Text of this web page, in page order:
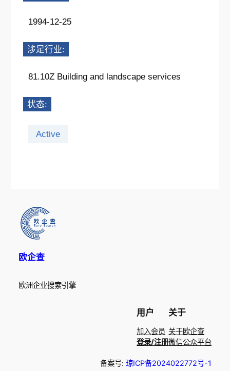
1994-12-25
涉足行业:
81.10Z Building and landscape services
状态:
Active
欧企查
欧洲企业搜索引擎
用户
加入会员
登录/注册
关于
关于欧企查
微信公众平台
备案号:琼ICP备2024022772号-1